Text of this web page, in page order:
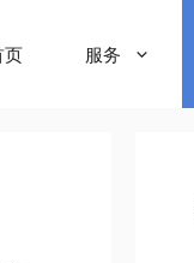
页 服务